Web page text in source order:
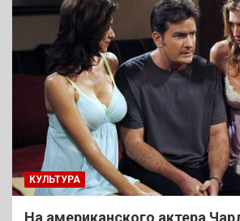
КУЛЬТУРА
На американского актера